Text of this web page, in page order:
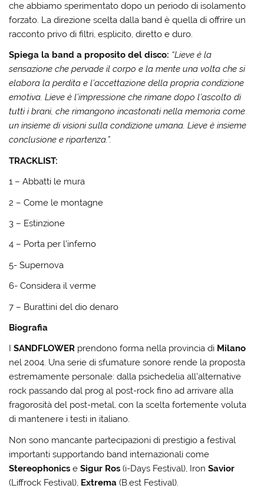
che abbiamo sperimentato dopo un periodo di isolamento
forzato. La direzione scelta dalla band è quella di offrire un
racconto privo di filtri, esplicito, diretto e duro.
Spiega la band a proposito del disco: “Lieve è la
sensazione che pervade il corpo e la mente una volta che si
elabora la perdita e l’accettazione della propria condizione
emotiva. Lieve è l’impressione che rimane dopo l’ascolto di
tutti i brani, che rimangono incastonati nella memoria come
un insieme di visioni sulla condizione umana. Lieve è insieme
conclusione e ripartenza.”.
TRACKLIST:
1 – Abbatti le mura
2 – Come le montagne
3 – Estinzione
4 – Porta per l’inferno
5- Supernova
6- Considera il verme
7 – Burattini del dio denaro
Biografia
ISANDFLOWER prendono forma nella provincia di Milano
nel 2004. Una serie di sfumature sonore rende la proposta
estremamente personale: dalla psichedelia all’alternative
rock passando dal prog al post-rock fino ad arrivare alla
fragorosità del post-metal, con la scelta fortemente voluta
di mantenere i testi in italiano.
Non sono mancante partecipazioni di prestigio a festival
importanti supportando band internazionali come
Stereophonics eSigur Ros (i-Days Festival), Iron Savior
(Liffrock Festival), Extrema (B.est Festival).